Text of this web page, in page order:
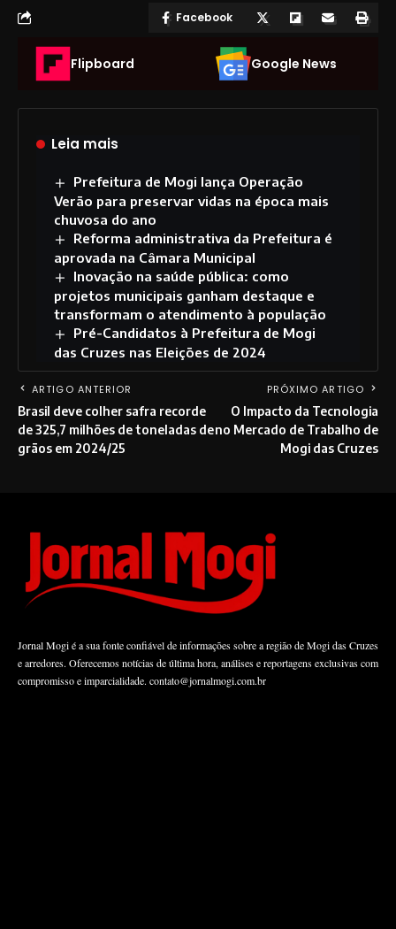
Facebook
Flipboard Google News
Leia mais
Prefeitura de Mogi lança Operação
Verão para preservar vidas na época mais
chuvosa do ano
Reforma administrativa da Prefeitura é
aprovada na Câmara Municipal
Inovação na saúde pública: como
projetos municipais ganham destaque e
transformam o atendimento à população
Pré-Candidatos à Prefeitura de Mogi
das Cruzes nas Eleições de 2024
ARTIGO ANTERIOR
Brasil deve colher safra recorde
de 325,7 milhões de toneladas de
grãos em 2024/25
PRÓXIMO ARTIGO
O Impacto da Tecnologia
no Mercado de Trabalho de
Mogi das Cruzes
Jornal Mogi é a sua fonte confiável de informações sobre a região de Mogi das Cruzes
e arredores. Oferecemos notícias de última hora, análises e reportagens exclusivas com
compromisso e imparcialidade. contato@jornalmogi.com.br